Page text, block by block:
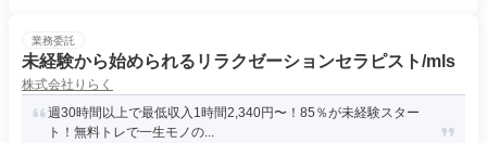
業務委託
未経験から始められるリラクゼーションセラピスト/mls
株式会社りらく
週30時間以上で最低収入1時間2,340円〜！85％が未経験スター
ト！無料トレで一生モノの...